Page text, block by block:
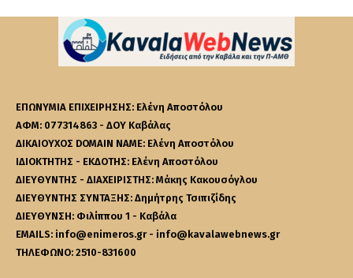
ΕΠΩΝΥΜΙΑ ΕΠΙΧΕΙΡΗΣΗΣ: Ελένη Αποστόλου
ΑΦΜ: 077314863 - ΔΟΥ Καβάλας
ΔΙΚΑΙΟΥΧΟΣ DOMAIN NAME: Ελένη Αποστόλου
ΙΔΙΟΚΤΗΤΗΣ - ΕΚΔΟΤΗΣ: Ελένη Αποστόλου
ΔΙΕΥΘΥΝΤΗΣ - ΔΙΑΧΕΙΡΙΣΤΗΣ: Μάκης Κακουσόγλου
ΔΙΕΥΘΥΝΤΗΣ ΣΥΝΤΑΞΗΣ: Δημήτρης Τσιπιζίδης
ΔΙΕΥΘΥΝΣΗ: Φιλίππου 1 - Καβάλα
EMAILS: info@enimeros.gr - info@kavalawebnews.gr
ΤΗΛΕΦΩΝΟ: 2510-831600